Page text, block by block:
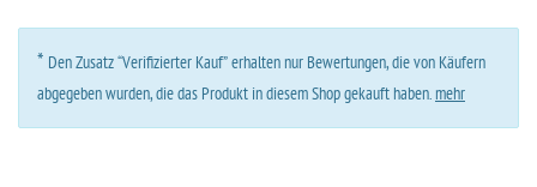
* Den Zusatz “Verifizierter Kauf” erhalten nur Bewertungen, die von Käufern
abgegeben wurden, die das Produkt in diesem Shop gekauft haben.mehr